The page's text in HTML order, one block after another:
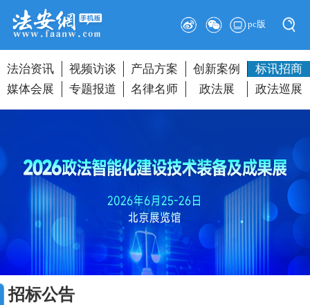
pc版
法治资讯 视频访谈 产品方案 创新案例
标讯招商
媒体会展
专题报道 名律名师 政法展 政法巡展
招标公告